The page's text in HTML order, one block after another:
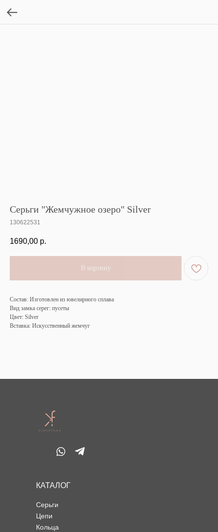
Серьги "Жемчужное озеро" Silver
130622531
1690,00 р.
В корзину
Состав: Изготовлен из ювелирного сплава
Вид замка серег: пусеты
Цвет: Silver
Вставка: Искусственный жемчуг
Серьги
Цепи
Кольца
КАТАЛОГ